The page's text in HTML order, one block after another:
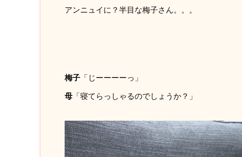
アンニュイに？半目な梅子さん。。。
梅子「じーーーーっ」
母「寝てらっしゃるのでしょうか？」